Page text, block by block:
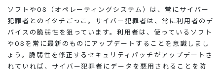
ソフトやOS（オペレーティングシステム）は、常にサイバー
犯罪者とのイタチごっこ。サイバー犯罪者は、常に利用者のデ
バイスの脆弱性を狙っています。利用者は、使っているソフト
やOSを常に最新のものにアップデートすることを意識しまし
ょう。脆弱性を修正するセキュリティパッチがアップデートさ
れていれば、サイバー犯罪者にデータを悪用されることを防